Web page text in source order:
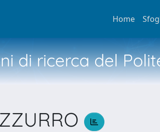
Home
di ricerca del